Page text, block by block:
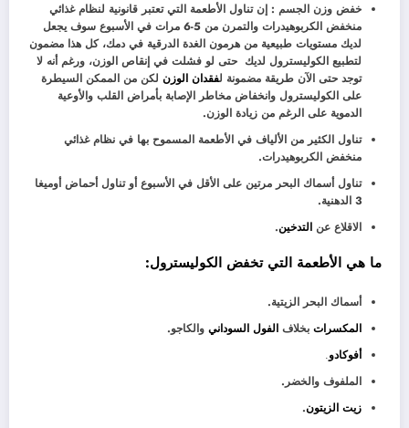
خفض وزن الجسم : إن تناول الأطعمة التي تعتبر قانونية لنظام غذائي
منخفض الكربوهيدرات والتمرن من 5-6 مرات في الأسبوع سوف يجعل
لديك مستويات طبيعية من هرمون الغدة الدرقية في دمك، كل هذا مضمون
لتطبيع الكوليسترول لديك حتى لو فشلت في إنقاص الوزن، ورغم أنه لا
توجد حتى الآن طريقة مضمونة لفقدان الوزن لكن من الممكن السيطرة
على الكوليسترول وانخفاض مخاطر الإصابة بأمراض القلب والأوعية
الدموية على الرغم من زيادة الوزن.
تناول الكثير من الألياف في الأطعمة المسموح بها في نظام غذائي
منخفض الكربوهيدرات.
تناول أسماك البحر مرتين على الأقل في الأسبوع أو تناول أحماض أوميغا
3 الدهنية.
الاقلاع عن التدخين.
ما هي الأطعمة التي تخفض الكوليسترول:
أسماك البحر الزيتية.
المكسرات بخلاف الفول السوداني والكاجو.
أفوكادو.
الملفوف والخضر.
زيت الزيتون.